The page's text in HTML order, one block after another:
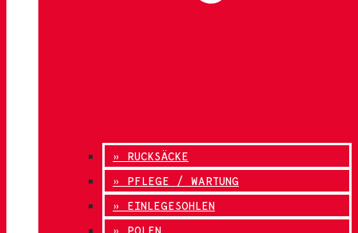
» RUCKSÄCKE
» PFLEGE / WARTUNG
» EINLEGESOHLEN